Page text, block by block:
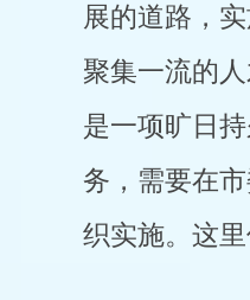
展的道路，
聚集一流的
是一项旷日
务，需要在
织实施。这